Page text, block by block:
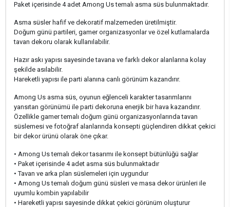
Paket içerisinde 4 adet Among Us temalı asma süs bulunmaktadır.
Asma süsler hafif ve dekoratif malzemeden üretilmiştir.
Doğum günü partileri, gamer organizasyonlar ve özel kutlamalarda
tavan dekoru olarak kullanılabilir.
Hazır askı yapısı sayesinde tavana ve farklı dekor alanlarına kolay
şekilde asılabilir.
Hareketli yapısı ile parti alanına canlı görünüm kazandırır.
Among Us asma süs, oyunun eğlenceli karakter tasarımlarını
yansıtan görünümü ile parti dekoruna enerjik bir hava kazandırır.
Özellikle gamer temalı doğum günü organizasyonlarında tavan
süslemesi ve fotoğraf alanlarında konsepti güçlendiren dikkat çekici
bir dekor ürünü olarak öne çıkar.
• Among Us temalı dekor tasarımı ile konsept bütünlüğü sağlar
• Paket içerisinde 4 adet asma süs bulunmaktadır
• Tavan ve arka plan süslemeleri için uygundur
• Among Us temalı doğum günü süsleri ve masa dekor ürünleri ile
uyumlu kombin yapılabilir
• Hareketli yapısı sayesinde dikkat çekici görünüm oluşturur